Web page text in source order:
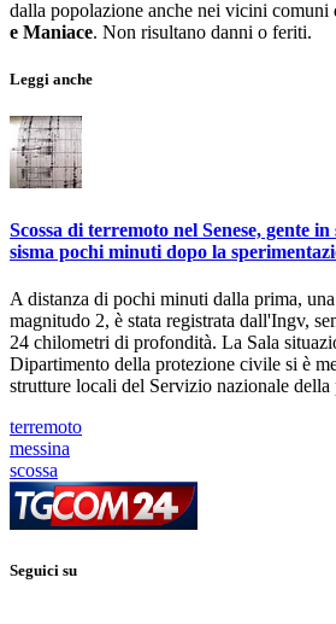
dalla popolazione anche nei vicini comuni
e Maniace. Non risultano danni o feriti.
Leggi anche
Scossa di terremoto nel Senese, gente
sisma pochi minuti dopo la
A distanza di pochi minuti dalla prima, una
magnitudo 2, è stata registrata dall'Ingv,
24 chilometri di profondità. La Sala
Dipartimento della protezione civile si è
strutture locali del Servizio nazionale
terremoto
messina
scossa
Seguici su